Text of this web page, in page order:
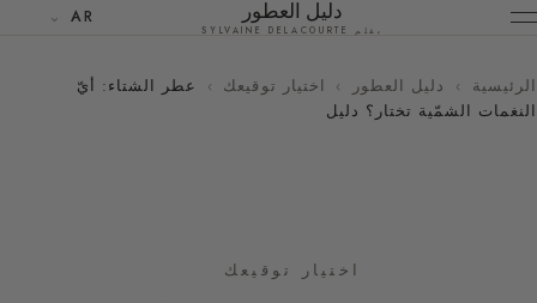
دليل العطور
بقلم SYLVAINE DELACOURTE
AR
الرئيسية › دليل العطور › اختيار توقيعك ›
عطر الشتاء: أيّ
النغمات الشمّية تختار؟ دليل
اختيار توقيعك